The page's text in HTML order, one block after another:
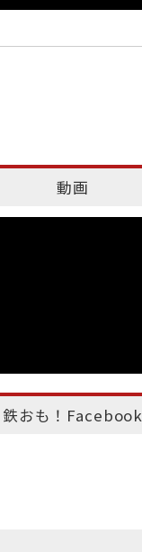
動画
鉄おも！Facebook